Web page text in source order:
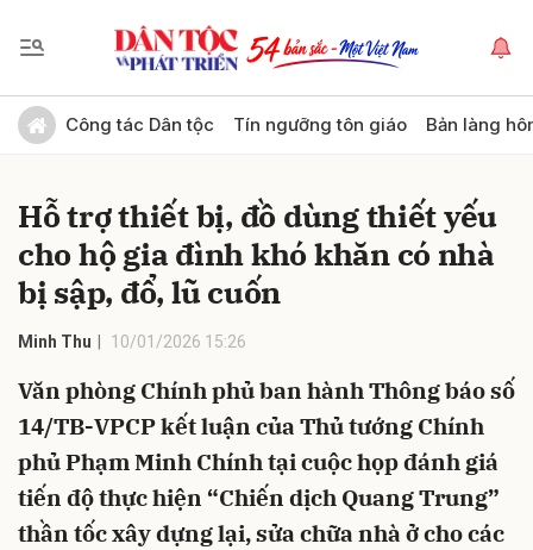
Công tác Dân tộc Tín ngưỡng tôn giáo Bản làng
Hỗ trợ thiết bị, đồ dùng thiết yếu
cho hộ gia đình khó khăn có nhà
bị sập, đổ, lũ cuốn
Minh Thu 10/01/2026 15:26
Văn phòng Chính phủ ban hành Thông báo số
14/TB-VPCP kết luận của Thủ tướng Chính
phủ Phạm Minh Chính tại cuộc họp đánh giá
tiến độ thực hiện “Chiến dịch Quang Trung”
thần tốc xây dựng lại, sửa chữa nhà ở cho các
Gửi bình luận